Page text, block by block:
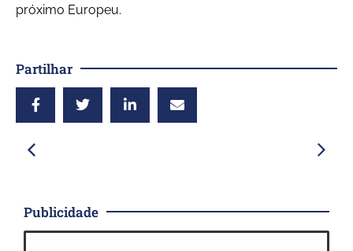
próximo Europeu.
Partilhar
Publicidade